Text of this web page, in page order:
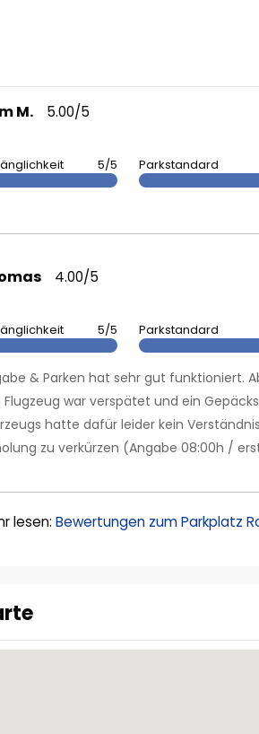
M. 5.00/5
5/5 Parkstandard
4.00/5
5/5 Parkstandard
& Parken hat sehr gut funktioniert.
Flugzeug war verspätet und ein
hatte dafür leider kein
zu verkürzen (Angabe 08:00h /
lesen: Bewertungen zum Parkplatz